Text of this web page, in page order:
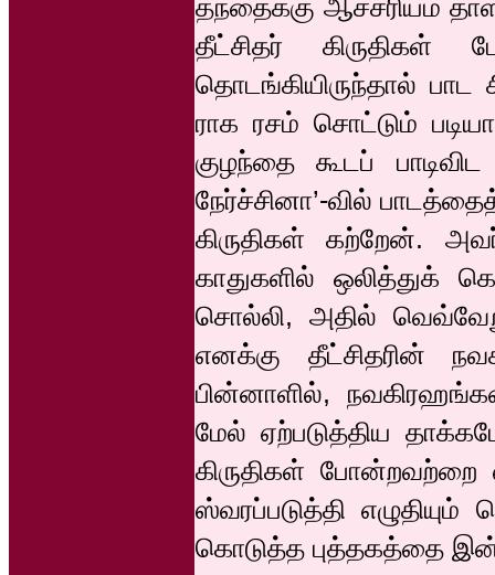
தந்தைக்கு ஆச்சரியம்
தீட்சிதர் கிருதிகள்
தொடங்கியிருந்தால் பாட
ராக ரசம் சொட்டும்
குழந்தை கூடப்
நேர்ச்சினா’-வில்
கிருதிகள் கற்றேன்.
காதுகளில் ஒலித்துக்
சொல்லி, அதில்
எனக்கு தீட்சிதரின்
பின்னாளில்,
மேல் ஏற்படுத்திய
கிருதிகள் போன்றவற்றை
ஸ்வரப்படுத்தி
கொடுத்த புத்தகத்தை